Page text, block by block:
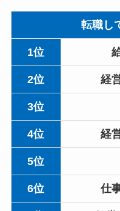
転職し
1位
2位 経
3位
4位 経
5位
6位 仕